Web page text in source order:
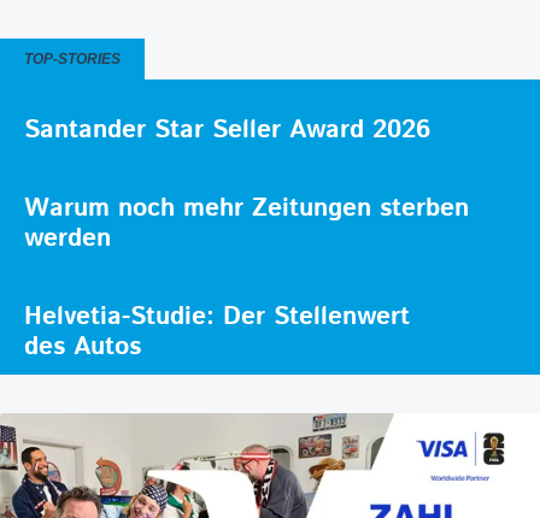
TOP-STORIES
Santander Star Seller Award 2026
Warum noch mehr Zeitungen sterben
werden
Helvetia-Studie: Der Stellenwert
des Autos